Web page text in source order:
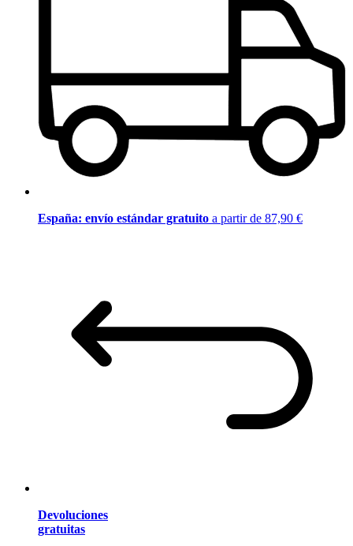
España: envío estándar gratuito a partir de 87,90 €
Devoluciones
gratuitas